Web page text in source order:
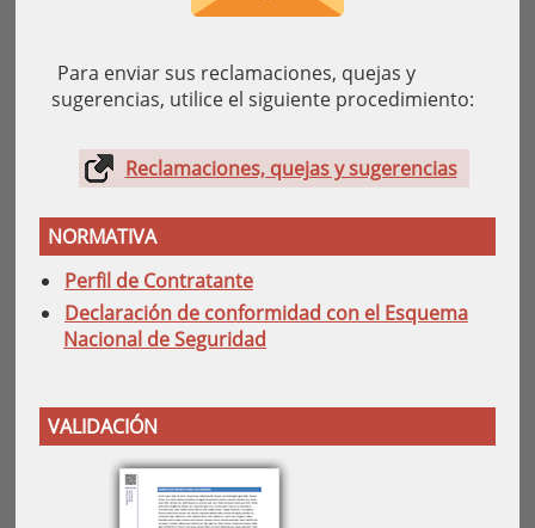
Para enviar sus reclamaciones, quejas y
sugerencias, utilice el siguiente procedimiento:
Reclamaciones, quejas y sugerencias
NORMATIVA
Perfil de Contratante
Declaración de conformidad con el Esquema
Nacional de Seguridad
VALIDACIÓN